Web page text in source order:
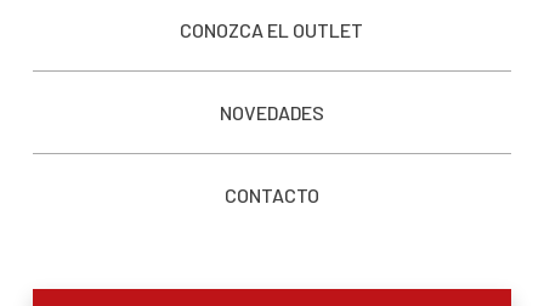
CONOZCA EL OUTLET
NOVEDADES
CONTACTO